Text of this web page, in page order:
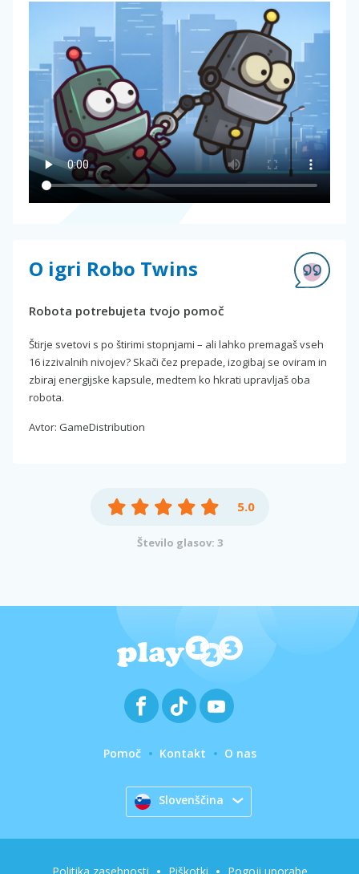
O igri Robo Twins
Robota potrebujeta tvojo pomoč
Štirje svetovi s po štirimi stopnjami – ali lahko premagaš vseh
16 izzivalnih nivojev? Skači čez prepade, izogibaj se oviram in
zbiraj energijske kapsule, medtem ko hkrati upravljaš oba
robota.
Avtor: GameDistribution
5.0
Število glasov: 3
Pomoč Kontakt O nas
Slovenščina